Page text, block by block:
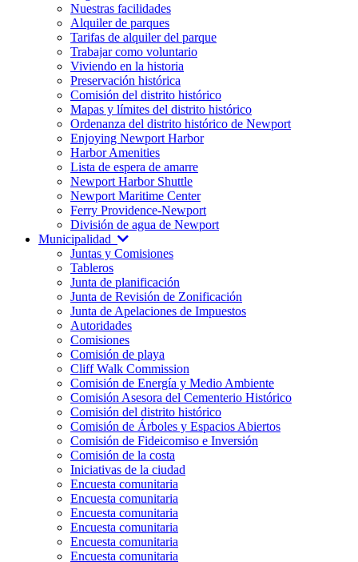
Nuestras facilidades
Alquiler de parques
Tarifas de alquiler del parque
Trabajar como voluntario
Viviendo en la historia
Preservación histórica
Comisión del distrito histórico
Mapas y límites del distrito histórico
Ordenanza del distrito histórico de Newport
Enjoying Newport Harbor
Harbor Amenities
Lista de espera de amarre
Newport Harbor Shuttle
Newport Maritime Center
Ferry Providence-Newport
División de agua de Newport
Municipalidad
Juntas y Comisiones
Tableros
Junta de planificación
Junta de Revisión de Zonificación
Junta de Apelaciones de Impuestos
Autoridades
Comisiones
Comisión de playa
Cliff Walk Commission
Comisión de Energía y Medio Ambiente
Comisión Asesora del Cementerio Histórico
Comisión del distrito histórico
Comisión de Árboles y Espacios Abiertos
Comisión de Fideicomiso e Inversión
Comisión de la costa
Iniciativas de la ciudad
Encuesta comunitaria
Encuesta comunitaria
Encuesta comunitaria
Encuesta comunitaria
Encuesta comunitaria
Encuesta comunitaria